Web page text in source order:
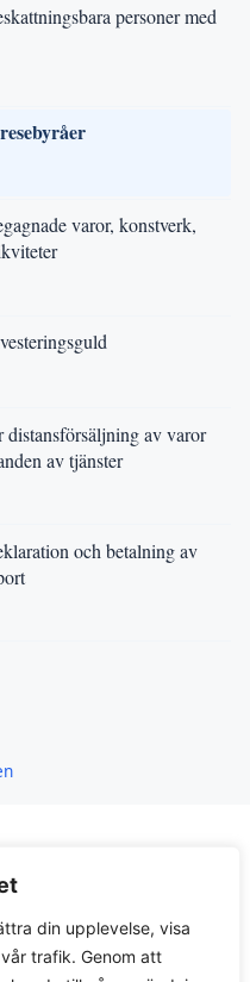
din upplevelse, visa
trafik. Genom att
personer med
varor, konstverk,
av varor
av tjänster
och betalning av